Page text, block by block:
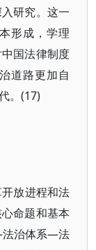
研究。这一
形成，学理
国法律制度
道路更加自
。(17)
放进程和法
命题和基本
治体系—法